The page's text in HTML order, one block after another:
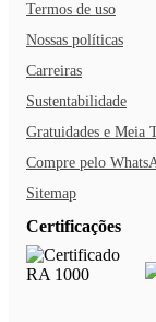
Termos de uso
Nossas políticas
Carreiras
Sustentabilidade
Gratuidades e Meia
Compre pelo
Sitemap
Certificações